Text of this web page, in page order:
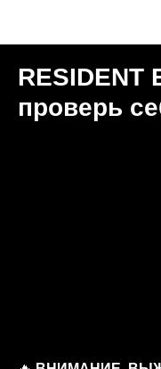
RESIDENT
проверь